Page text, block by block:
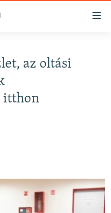
az oltási
itthon